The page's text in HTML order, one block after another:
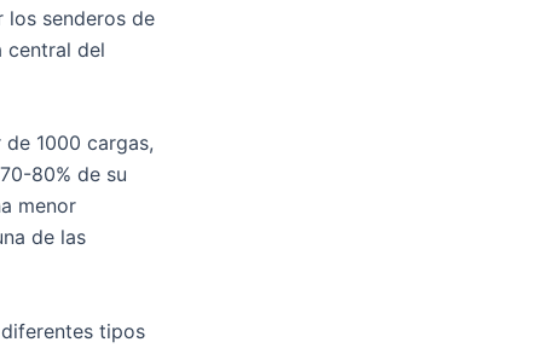
los senderos de
central del
1000 cargas,
80% de su
menor
de las
tipos